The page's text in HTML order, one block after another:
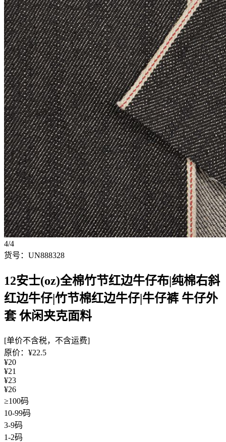
4/4
货号：UN888328
12安士(oz)全棉竹节红边牛仔布|纯棉右斜
红边牛仔|竹节棉红边牛仔|牛仔裤 牛仔外
套 休闲夹克面料
[单价不含税，不含运费]
原价：¥22.5
¥20
¥21
¥23
¥26
≥100码
10-99码
3-9码
1-2码